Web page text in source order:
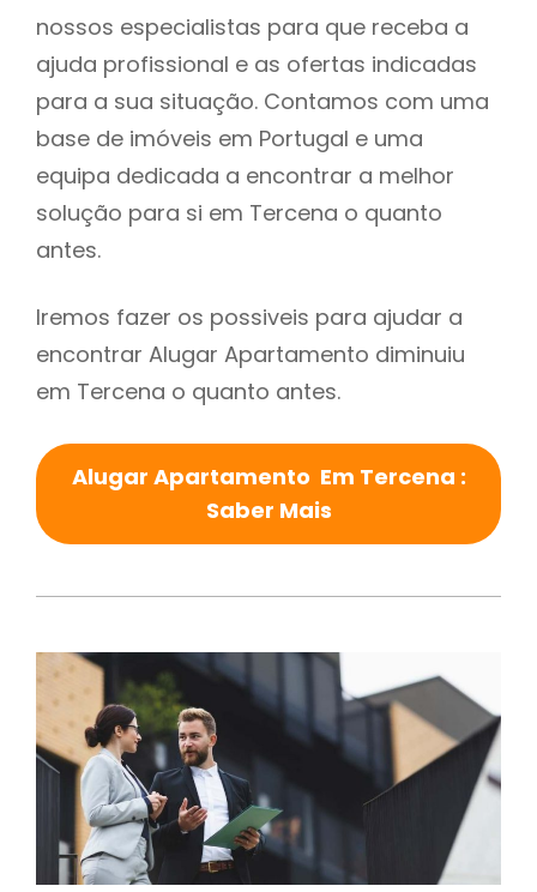
nossos especialistas para que receba a
ajuda profissional e as ofertas indicadas
para a sua situação. Contamos com uma
base de imóveis em Portugal e uma
equipa dedicada a encontrar a melhor
solução para si em Tercena o quanto
antes.
Iremos fazer os possiveis para ajudar a
encontrar Alugar Apartamento diminuiu
em Tercena o quanto antes.
Alugar Apartamento Em Tercena :
Saber Mais